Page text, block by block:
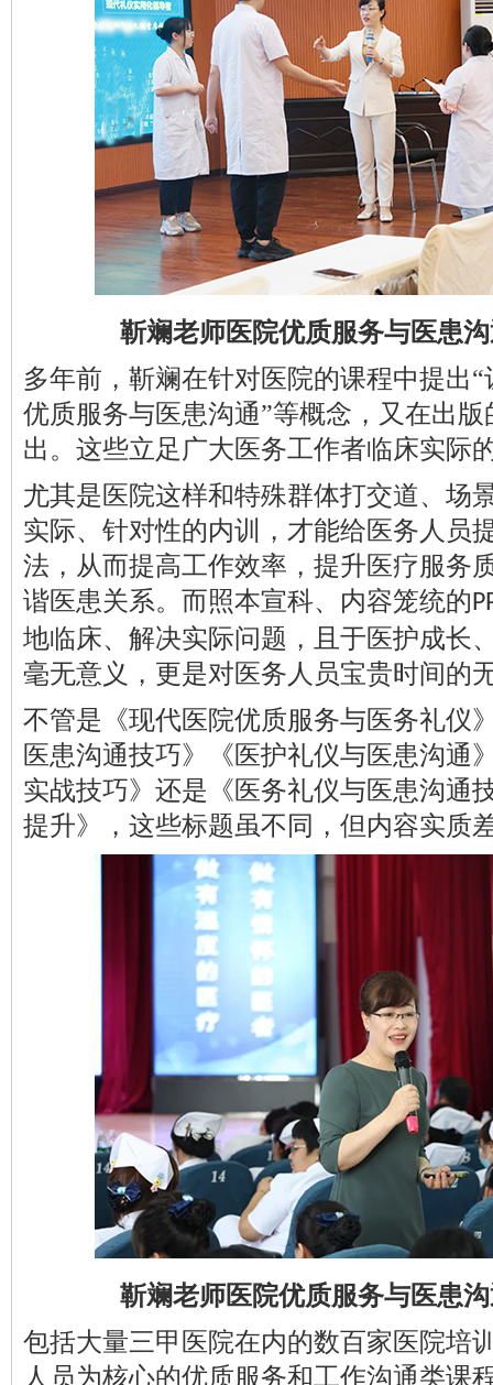
靳斓老师医院优质服务与医患
多年前， 靳斓在针对医院的课程中提出“
优质服务与医患沟通”等概念 ，又在出
出。这些立足 广大医务工作者临床实际
尤其是医院这样和特殊群体打交道、场
实际、针对性的内训，才能给医务人员
法，从而提高工作效率，提升医疗服务
谐医患关系。 而照本宣科、内容笼统的
地临床、解决实际问题 ， 且 于医护成长
毫无意义 ， 更是对医务 人员宝贵时间的
不管是《现代医院优质服务与医务礼仪
医患沟通技巧》《医护礼仪与医患沟通
实战技巧》还是《医务礼仪与医患沟通
提升》，这些标题虽不同，但内容实质
靳斓老师医院优质服务与医患
包括大量三甲医院在内的数百家医院培
人员为核心的优质服务和工作沟通类课